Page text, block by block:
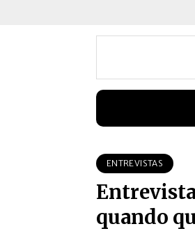
ENTREVISTAS
quando